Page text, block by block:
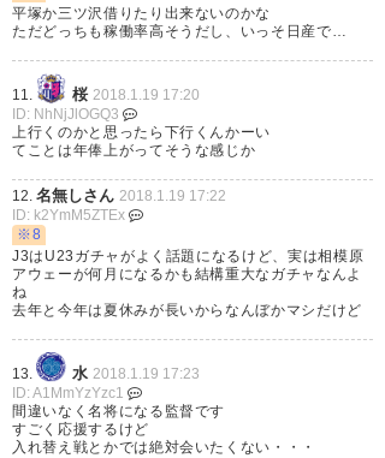
はこちら
https://t.co/oeNkBuqcUq
— Ｊリーグ (J_League)
月 19
ただこれで相模原は西ケ谷さん
ルートできたからいい選手きそ
う… 水戸からもいつか行く選手
いるんじゃないかな
— 宗哉 (EVA5and3) 2018, 1月
平塚か三ツ沢借りたり出来ないのかな
ただどっちも稼働率高そうだし、いっそ日産で…
11. 桜 2018.1.19 17:20
ID: NhNjJlOGQ3
上行くのかと思ったら下行くんかーい
てことは年俸上がってそうな感じか
12. 名無しさん 2018.1.19 17:22
ID: k2YmM5ZTEx
※8
J3はU23ガチャがよく話題になるけど、実は相模原
アウェーが何月になるかも結構重大なガチャなんよ
ね
去年と今年は夏休みが長いからなんぼかマシだけど
13. 水 2018.1.19 17:23
ID: A1MmYzYzc1
間違いなく名将になる監督です
すごく応援するけど
入れ替え戦とかでは絶対会いたくない・・・